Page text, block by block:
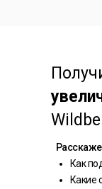
Как
Какие